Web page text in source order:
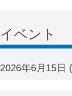
イベント
2026年6月15日